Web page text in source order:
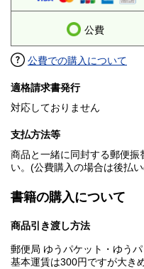
公費
公費での購入について
適格請求書発行
対応しておりません
支払方法等
商品と一緒に同封する郵便振
い。(公費購入の場合は後払
書籍の購入について
商品引き渡し方法
郵便局 ゆうパケット・ゆう
基本運賃は300円ですが大き